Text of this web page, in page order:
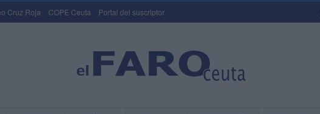
Cruz Roja COPE Ceuta Portal del suscriptor